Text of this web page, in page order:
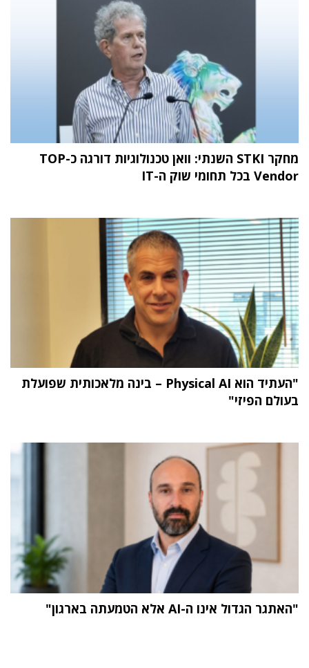
מחקר STKI השנתי: וואן טכנולוגיות דורגה כ-TOP
Vendor בכל תחומי שוק ה-IT
"העתיד הוא Physical AI – בינה מלאכותית שפועלת
בעולם הפיזי"
"האתגר הגדול אינו ה-AI אלא הטמעתה בארגון"